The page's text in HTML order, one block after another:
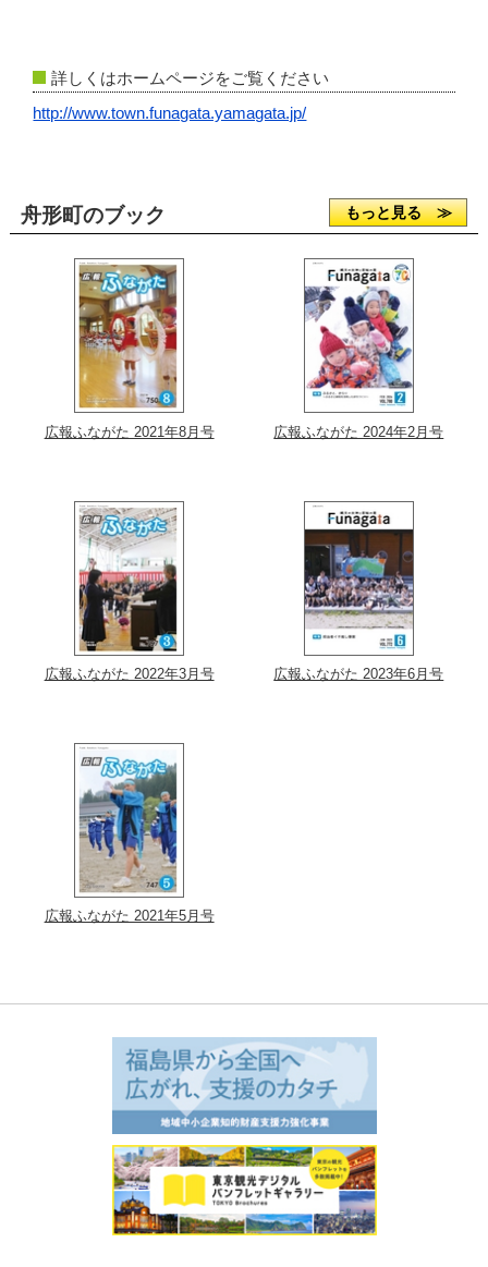
詳しくはホームページをご覧ください
http://www.town.funagata.yamagata.jp/
舟形町のブック もっと見る ≫
広報ふながた 2021年8月号 広報ふながた 2024年2月号
広報ふながた 2022年3月号 広報ふながた 2023年6月号
広報ふながた 2021年5月号